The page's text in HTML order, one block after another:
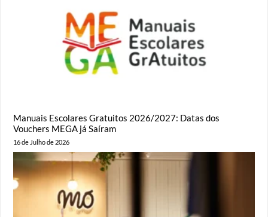
Manuais Escolares Gratuitos 2026/2027: Datas dos
Vouchers MEGA já Saíram
16 de Julho de 2026